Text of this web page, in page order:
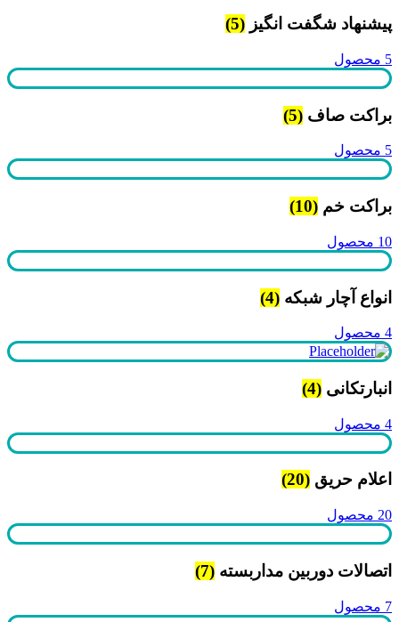
پیشنهاد شگفت انگیز (5)
5 محصول
براکت صاف (5)
5 محصول
براکت خم (10)
10 محصول
انواع آچار شبکه (4)
4 محصول
انبارتکانی (4)
4 محصول
اعلام حریق (20)
20 محصول
اتصالات دوربین مداربسته (7)
7 محصول